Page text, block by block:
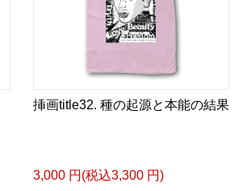
挿画title32. 種の起源と本能の結果
3,000 円(税込3,300 円)